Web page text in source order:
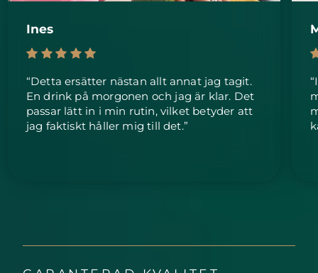
Ines
“Detta ersätter nästan allt annat jag tagit.
En drink på morgonen och jag är klar. Det
passar lätt in i min rutin, vilket betyder att
jag faktiskt håller mig till det.”